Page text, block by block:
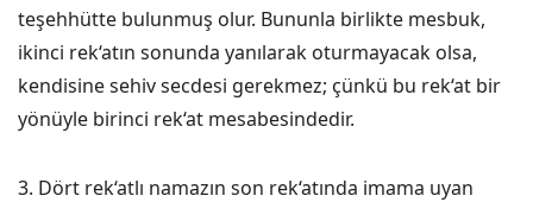
teşehhütte bulunmuş olur. Bununla birlikte mesbuk,
ikinci rek‘atın sonunda yanılarak oturmayacak olsa,
kendisine sehiv secdesi gerekmez; çünkü bu rek‘at bir
yönüyle birinci rek‘at mesabesindedir.
3. Dört rek‘atlı namazın son rek‘atında imama uyan